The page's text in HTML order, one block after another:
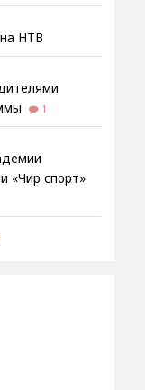
НТВ
1
«Чир спорт»